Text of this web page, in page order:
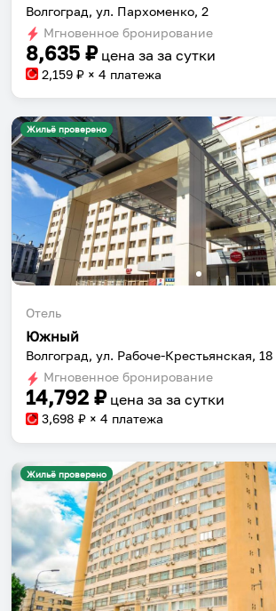
Волгоград, ул. Пархоменко, 2
Мгновенное бронирование
8,635 ₽ цена за за сутки
2,159 ₽ × 4 платежа
Жильё проверено
Отель
Южный
Волгоград, ул. Рабоче-Крестьянская, 18
Мгновенное бронирование
14,792 ₽ цена за за сутки
3,698 ₽ × 4 платежа
Жильё проверено